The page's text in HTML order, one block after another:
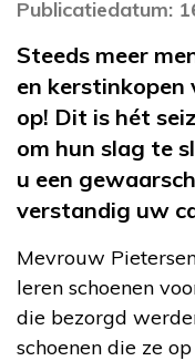
Publicatiedatum:
Steeds meer
en
op! Dit is hét
om hun slag te
u een
verstandig uw
Mevrouw
leren schoenen
die bezorgd
schoenen die ze